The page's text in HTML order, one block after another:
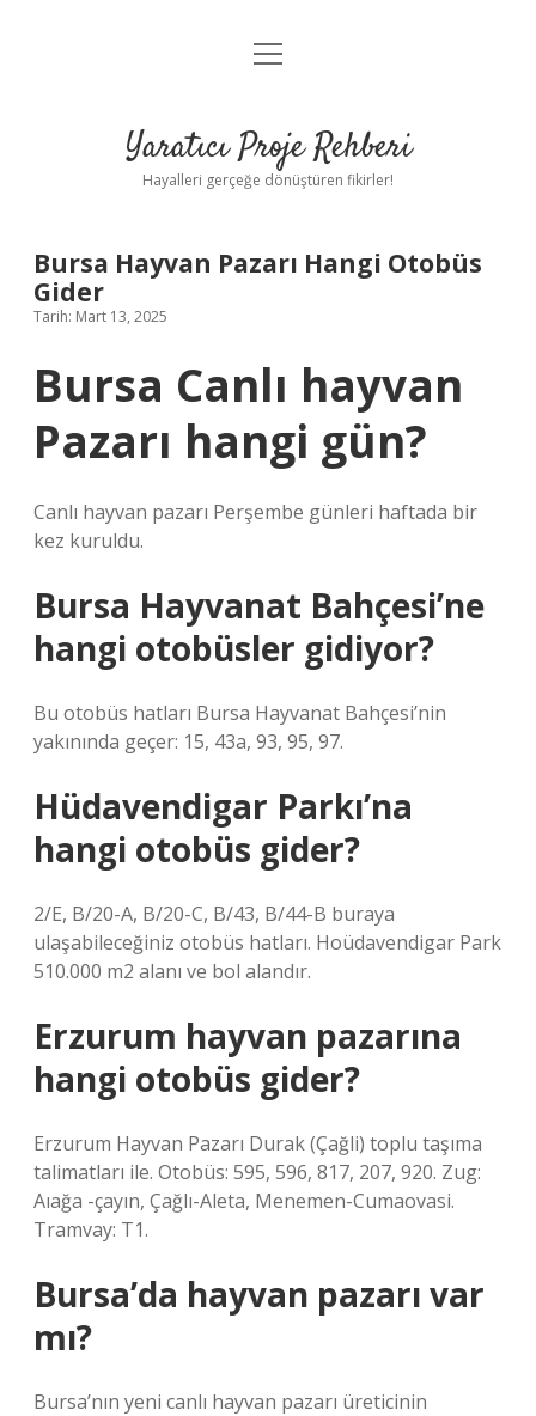
Anasayfa
Yasal Uyarı
menüyü
Yaratıcı Proje Rehberi
Hayalleri gerçeğe dönüştüren fikirler!
Bursa Hayvan Pazarı Hangi Otobüs
Gider
Tarih: Mart 13, 2025
Bursa Canlı hayvan
Pazarı hangi gün?
Canlı hayvan pazarı Perşembe günleri haftada bir
kez kuruldu.
Bursa Hayvanat Bahçesi’ne
hangi otobüsler gidiyor?
Bu otobüs hatları Bursa Hayvanat Bahçesi’nin
yakınında geçer: 15, 43a, 93, 95, 97.
Hüdavendigar Parkı’na
hangi otobüs gider?
2/E, B/20-A, B/20-C, B/43, B/44-B buraya
ulaşabileceğiniz otobüs hatları. Hoüdavendigar Park
510.000 m2 alanı ve bol alandır.
Erzurum hayvan pazarına
hangi otobüs gider?
Erzurum Hayvan Pazarı Durak (Çağli) toplu taşıma
talimatları ile. Otobüs: 595, 596, 817, 207, 920. Zug:
Aıağa -çayın, Çağlı-Aleta, Menemen-Cumaovasi.
Tramvay: T1.
Bursa’da hayvan pazarı var
mı?
Bursa’nın yeni canlı hayvan pazarı üreticinin